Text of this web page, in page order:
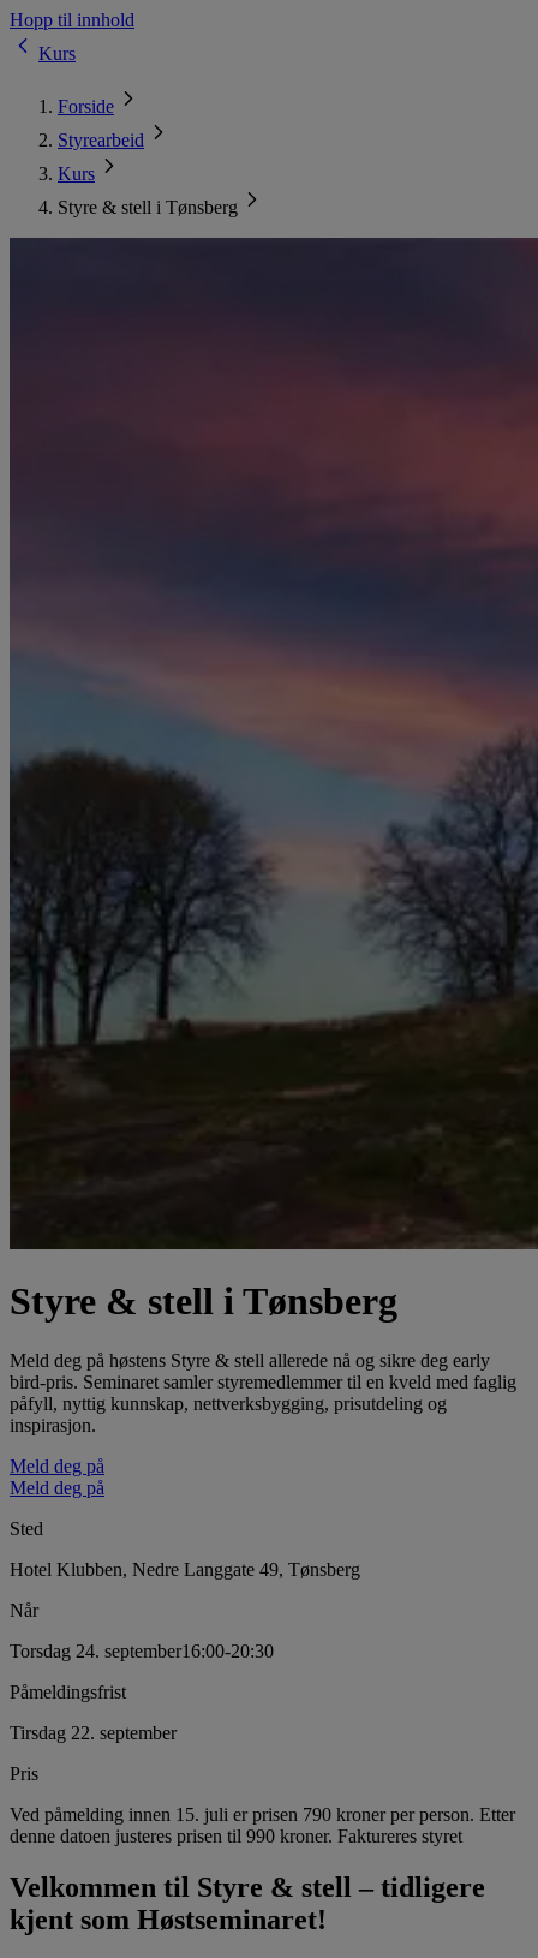
Hopp til innhold
Kurs
Forside
Styrearbeid
Kurs
Styre & stell i Tønsberg
Styre & stell i Tønsberg
Meld deg på høstens Styre & stell allerede nå og sikre deg early
bird-pris. Seminaret samler styremedlemmer til en kveld med faglig
påfyll, nyttig kunnskap, nettverksbygging, prisutdeling og
inspirasjon.
Meld deg på
Meld deg på
Sted
Hotel Klubben, Nedre Langgate 49, Tønsberg
Når
Torsdag 24. september16:00-20:30
Påmeldingsfrist
Tirsdag 22. september
Pris
Ved påmelding innen 15. juli er prisen 790 kroner per person. Etter
denne datoen justeres prisen til 990 kroner. Faktureres styret
Velkommen til Styre & stell – tidligere
kjent som Høstseminaret!